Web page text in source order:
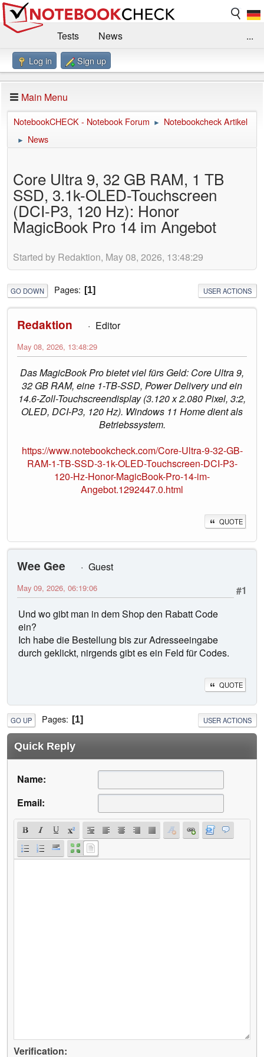
Tests
News
Benchmarks / Technik
Forum
Impressum
...
Log in Sign up
Main Menu
NotebookCHECK - Notebook Forum ► Notebookcheck Artikel
► News
Core Ultra 9, 32 GB RAM, 1 TB
SSD, 3.1k-OLED-Touchscreen
(DCI-P3, 120 Hz): Honor
MagicBook Pro 14 im Angebot
Started by Redaktion, May 08, 2026, 13:48:29
GO DOWN Pages 1 USER ACTIONS
Redaktion Editor
May 08, 2026, 13:48:29
Das MagicBook Pro bietet viel fürs Geld: Core Ultra 9,
32 GB RAM, eine 1-TB-SSD, Power Delivery und ein
14.6-Zoll-Touchscreendisplay (3.120 x 2.080 Pixel, 3:2,
OLED, DCI-P3, 120 Hz). Windows 11 Home dient als
Betriebssystem.
https://www.notebookcheck.com/Core-Ultra-9-32-GB-
RAM-1-TB-SSD-3-1k-OLED-Touchscreen-DCI-P3-
120-Hz-Honor-MagicBook-Pro-14-im-
Angebot.1292447.0.html
QUOTE
Wee Gee
Guest
#1
May 09, 2026, 06:19:06
Und wo gibt man in dem Shop den Rabatt Code
ein?
Ich habe die Bestellung bis zur Adresseeingabe
durch geklickt, nirgends gibt es ein Feld für Codes.
QUOTE
GO UP Pages 1 USER ACTIONS
Quick Reply
Name:
Email:
Verification: